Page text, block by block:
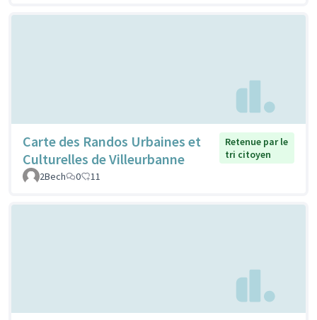
Carte des Randos Urbaines et
Culturelles de Villeurbanne
Retenue par le
tri citoyen
2Bech
0 11